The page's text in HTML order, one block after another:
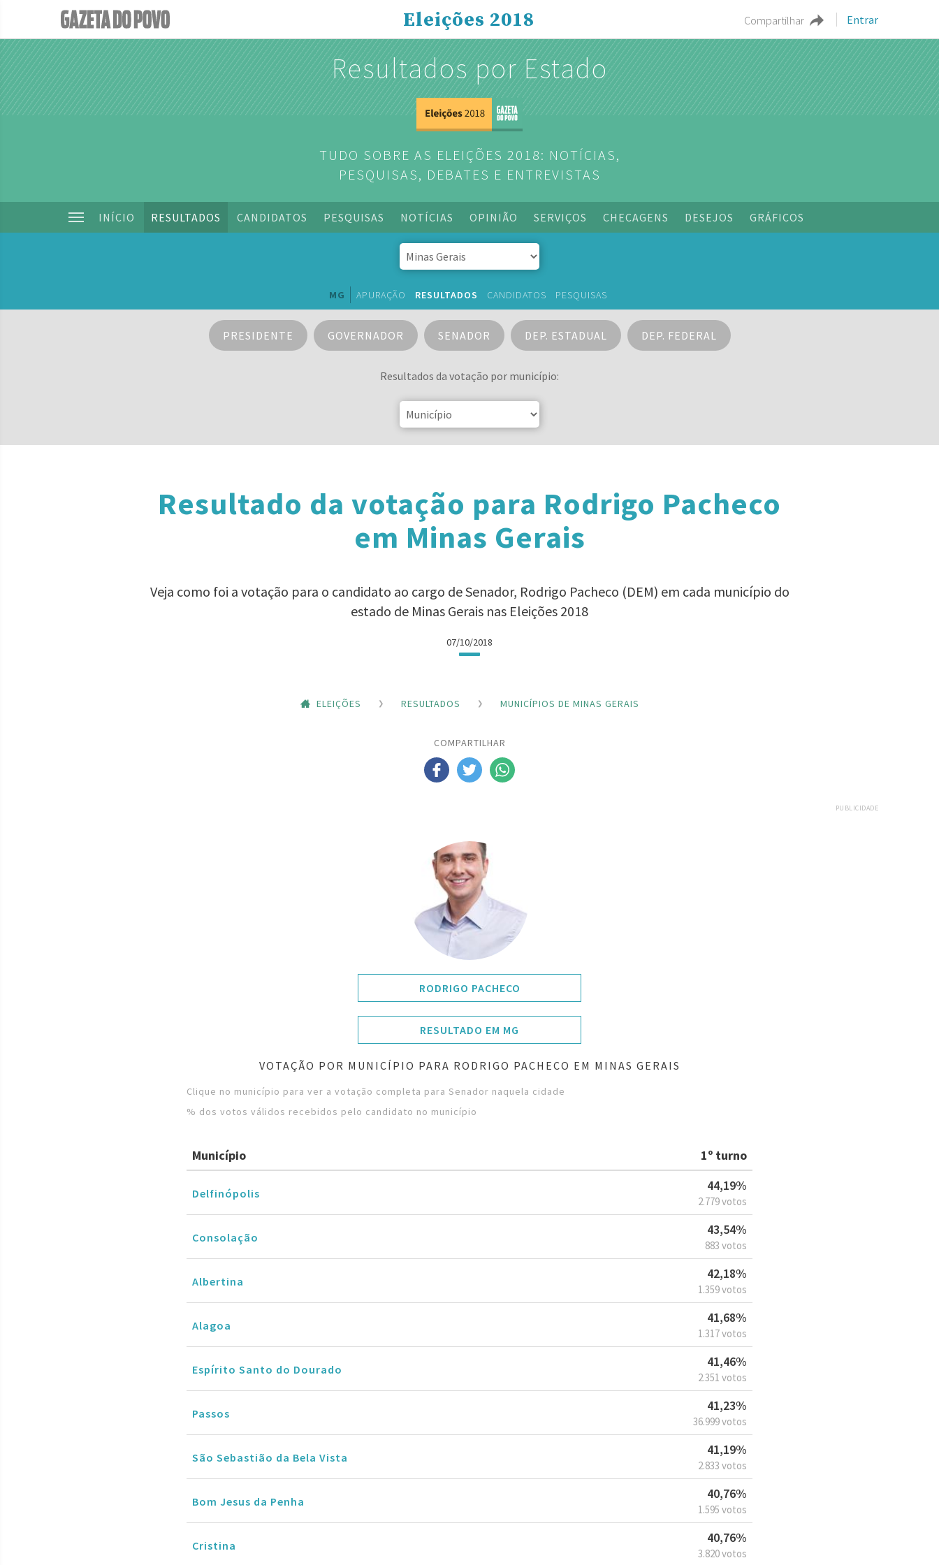
Compartilhar Entrar
Eleições 2018
Resultados por Estado
TUDO SOBRE AS ELEIÇÕES 2018: NOTÍCIAS,
PESQUISAS, DEBATES E ENTREVISTAS
INÍCIO RESULTADOS CANDIDATOS PESQUISAS NOTÍCIAS OPINIÃO SERVIÇOS CHECAGENS DESEJOS GRÁFICOS
MG APURAÇÃO RESULTADOS CANDIDATOS PESQUISAS
PRESIDENTE GOVERNADOR SENADOR DEP. ESTADUAL DEP. FEDERAL
Resultados da votação por município:
Resultado da votação para Rodrigo Pacheco
em Minas Gerais
Veja como foi a votação para o candidato ao cargo de Senador, Rodrigo Pacheco (DEM) em cada município do
estado de Minas Gerais nas Eleições 2018
07/10/2018
ELEIÇÕES RESULTADOS MUNICÍPIOS DE MINAS GERAIS
COMPARTILHAR
PUBLICIDADE
RODRIGO PACHECO
RESULTADO EM MG
VOTAÇÃO POR MUNICÍPIO PARA RODRIGO PACHECO EM MINAS GERAIS
Clique no município para ver a votação completa para Senador naquela cidade
% dos votos válidos recebidos pelo candidato no município
Município 1º turno
Delfinópolis
44,19%
2.779 votos
Consolação
43,54%
883 votos
Albertina
42,18%
1.359 votos
Alagoa
41,68%
1.317 votos
Espírito Santo do Dourado
41,46%
2.351 votos
Passos
41,23%
36.999 votos
São Sebastião da Bela Vista
41,19%
2.833 votos
Bom Jesus da Penha
40,76%
1.595 votos
Cristina
40,76%
3.820 votos